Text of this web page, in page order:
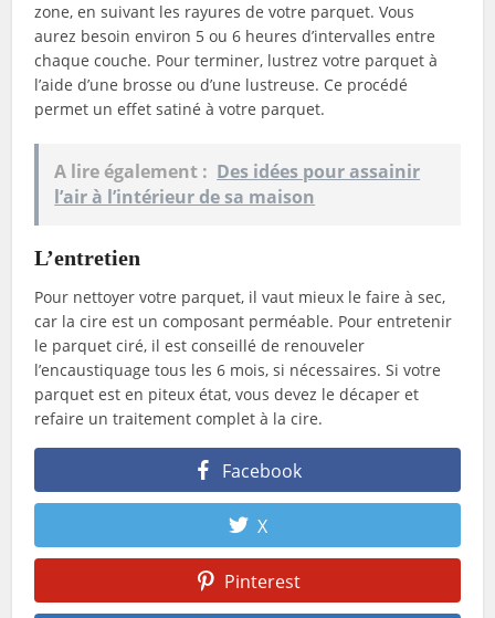
zone, en suivant les rayures de votre parquet. Vous
aurez besoin environ 5 ou 6 heures d’intervalles entre
chaque couche. Pour terminer, lustrez votre parquet à
l’aide d’une brosse ou d’une lustreuse. Ce procédé
permet un effet satiné à votre parquet.
A lire également : Des idées pour assainir
l’air à l’intérieur de sa maison
L’entretien
Pour nettoyer votre parquet, il vaut mieux le faire à sec,
car la cire est un composant perméable. Pour entretenir
le parquet ciré, il est conseillé de renouveler
l’encaustiquage tous les 6 mois, si nécessaires. Si votre
parquet est en piteux état, vous devez le décaper et
refaire un traitement complet à la cire.
Facebook
X
Pinterest